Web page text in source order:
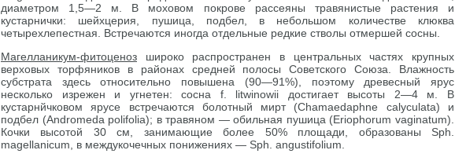
диаметром 1,5—2 м. В моховом покрове рассеяны травянистые растения и
кустарнички: шейхцерия, пушица, подбел, в небольшом количестве клюква
четырехлепестная. Встречаются иногда отдельные редкие стволы отмершей сосны.
Магелланикум-фитоценоз широко распространен в центральных частях крупных
верховых торфяников в районах средней полосы Советского Союза. Влажность
субстрата здесь относительно повышена (90—91%), поэтому древесный ярус
несколько изрежен и угнетен: сосна f. litwinowii достигает высоты 2—4 м. В
кустарнйчковом ярусе встречаются болотный мирт (Chamaedaphne calyculata) и
подбел (Andromeda polifolia); в травяном — обильная пушица (Eriophorum vaginatum).
Кочки высотой 30 см, занимающие более 50% площади, образованы Sph.
magellanicum, в междукочечных понижениях — Sph. angustifolium.